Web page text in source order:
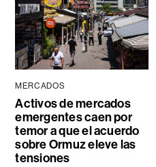
MERCADOS
Activos de mercados
emergentes caen por
temor a que el acuerdo
sobre Ormuz eleve las
tensiones